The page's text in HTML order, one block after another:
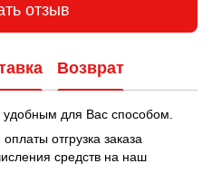
отзыв
Возврат
для Вас способом.
оплаты отгрузка заказа
средств на наш